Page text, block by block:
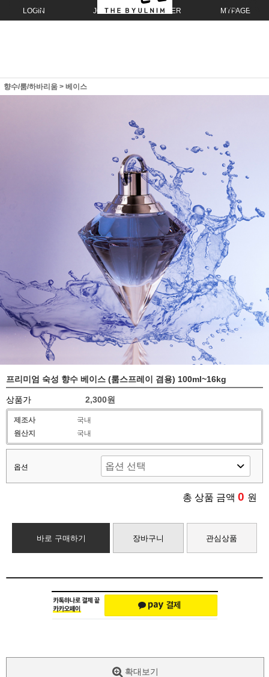
LOGIN JOIN ORDER MYPAGE
향수/룸/하바리움 > 베이스
프리미엄 숙성 향수 베이스 (룸스프레이 겸용) 100ml~16kg
상품가 2,300원
제조사
국내
원산지
국내
옵션
총 상품 금액 0 원
바로 구매하기 장바구니 관심상품
확대보기